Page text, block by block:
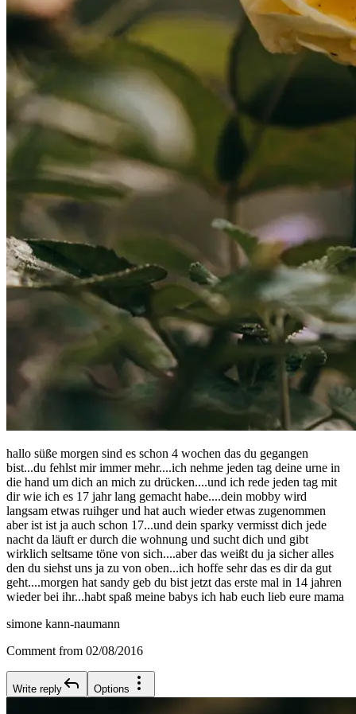
hallo süße morgen sind es schon 4 wochen das du gegangen
bist...du fehlst mir immer mehr....ich nehme jeden tag deine urne in
die hand um dich an mich zu drücken....und ich rede jeden tag mit
dir wie ich es 17 jahr lang gemacht habe....dein mobby wird
langsam etwas ruihger und hat auch wieder etwas zugenommen
aber ist ist ja auch schon 17...und dein sparky vermisst dich jede
nacht da läuft er durch die wohnung und sucht dich und gibt
wirklich seltsame töne von sich....aber das weißt du ja sicher alles
den du siehst uns ja zu von oben...ich hoffe sehr das es dir da gut
geht....morgen hat sandy geb du bist jetzt das erste mal in 14 jahren
wieder bei ihr...habt spaß meine babys ich hab euch lieb eure mama
simone kann-naumann
Comment from 02/08/2016
Write reply Options